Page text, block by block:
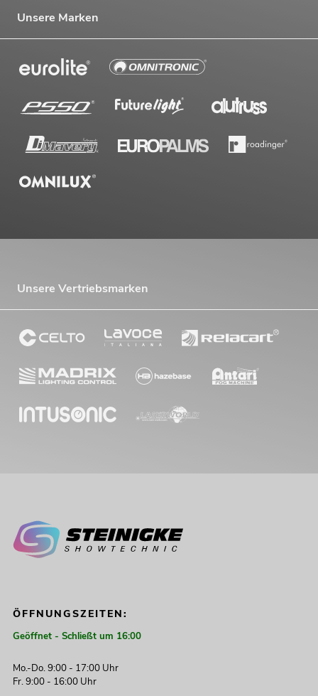
Unsere Marken
Unsere Vertriebsmarken
ÖFFNUNGSZEITEN:
Geöffnet - Schließt um 16:00
Mo.-Do. 9:00 - 17:00 Uhr
Fr. 9:00 - 16:00 Uhr